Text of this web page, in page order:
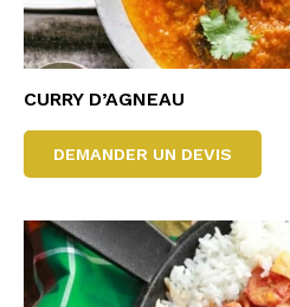
CURRY D’AGNEAU
DEMANDER UN DEVIS